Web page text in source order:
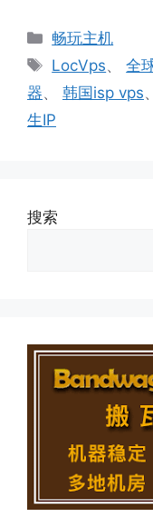
分
类
畅玩主机
标
签
LocVps、全
器、 韩国isp vps
生IP
搜索